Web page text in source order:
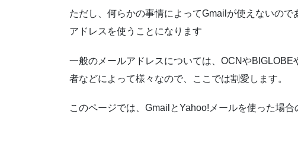
ただし、何らかの事情によってGmailが使えないの
アドレスを使うことになります
一般のメールアドレスについては、OCNや
者などによって様々なので、ここでは割愛します。
このページでは、GmailとYahoo!メールを使った場合